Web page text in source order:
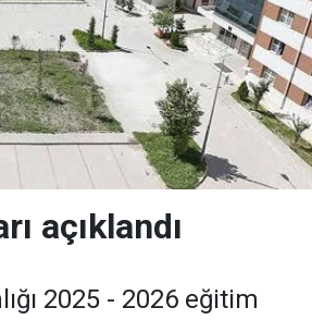
açıklandı
2025 - 2026 eğitim